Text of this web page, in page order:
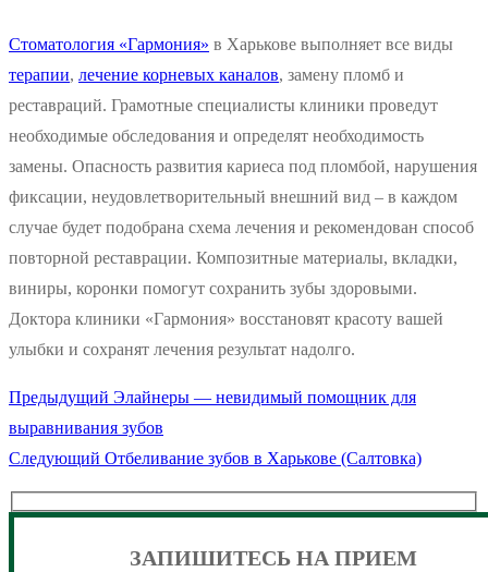
Стоматология «Гармония» в Харькове выполняет все виды
терапии, лечение корневых каналов, замену пломб и
реставраций. Грамотные специалисты клиники проведут
необходимые обследования и определят необходимость
замены. Опасность развития кариеса под пломбой, нарушения
фиксации, неудовлетворительный внешний вид – в каждом
случае будет подобрана схема лечения и рекомендован способ
повторной реставрации. Композитные материалы, вкладки,
виниры, коронки помогут сохранить зубы здоровыми.
Доктора клиники «Гармония» восстановят красоту вашей
улыбки и сохранят лечения результат надолго.
Навигация
по
записям
Предыдущий Предыдущая
запись:
Элайнеры — невидимый помощник для
выравнивания зубов
Следующий Следующая
запись:
Отбеливание зубов в Харькове (Салтовка)
ЗАПИШИТЕСЬ НА ПРИЕМ